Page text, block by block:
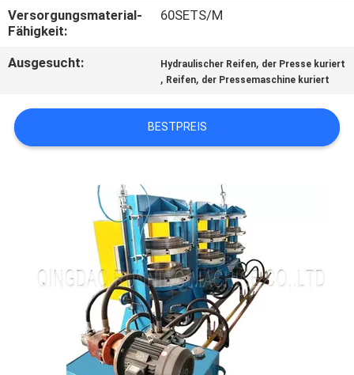
VERBINDUNG
NACHRICHTEN
FÄLLE
Versorgungsmaterial-
Fähigkeit:
60SETS/M
Ausgesucht: Hydraulischer Reifen, der Presse kuriert
, Reifen, der Pressemaschine kuriert
BESTPREIS